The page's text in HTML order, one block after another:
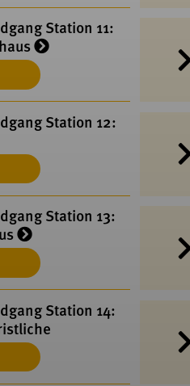
Station 11:
Station 12:
Station 13:
Station 14: